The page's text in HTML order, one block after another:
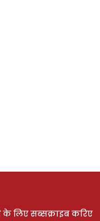
के लिए सब्सक्राइब करिए